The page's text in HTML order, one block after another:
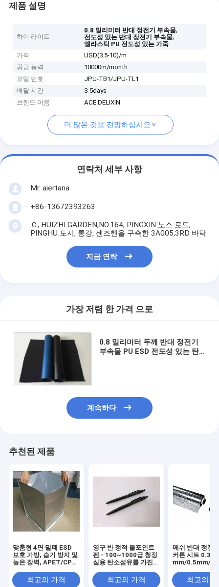
제품 설명
하이 라이트
0.8 밀리미터 반대 정전기 부속물,
전도성 있는 반대 정전기 부속물,
엘라스틱 PU 전도성 있는 가죽
가격
USD(3.5-10)/m
공급 능력
10000m/month
모델 번호
JPU-TB1/JPU-TL1
배달 시간
3-5days
브랜드 이름
ACE DELIXIN
더 많은 것을 전망하십시오
연락처 세부 사항
Mr. aiertana
+86-13672393263
Ｃ, HUIZHI GARDEN,NO.164, PINGXIN 노스 로드,
PINGHU 도시, 롱강, 센즈헨을 구축한 3A005,3RD 바닥.
지금 연락
가장 저렴 한 가격 으로
0.8 밀리미터 두께 반대 정전기
부속물 PU ESD 전도성 있는 탄
계속하다
추천된 제품
맞춤형 4면 밀폐 ESD
보호 가방, 습기 방지 및
높은 장벽, APET/CPP
최고의 가격
영구 반 정적 볼포인트
펜 - 100~1000급 청정
실용 탄소섬유를 가진
최고의 가격
메쉬 반대 정전
커튼 시트 0.3
mm/0.5mm/
최고의